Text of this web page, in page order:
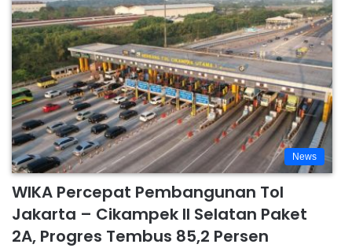
News
WIKA Percepat Pembangunan Tol
Jakarta – Cikampek II Selatan Paket
2A, Progres Tembus 85,2 Persen